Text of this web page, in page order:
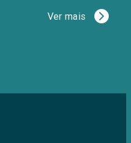
Ver mais